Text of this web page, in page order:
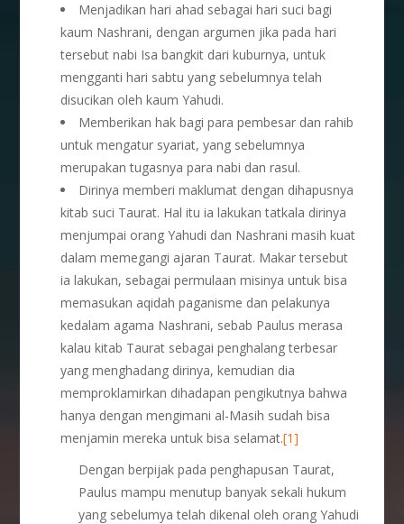
Menjadikan hari ahad sebagai hari suci bagi
kaum Nashrani, dengan argumen jika pada hari
tersebut nabi Isa bangkit dari kuburnya, untuk
mengganti hari sabtu yang sebelumnya telah
disucikan oleh kaum Yahudi.
Memberikan hak bagi para pembesar dan rahib
untuk mengatur syariat, yang sebelumnya
merupakan tugasnya para nabi dan rasul.
Dirinya memberi maklumat dengan dihapusnya
kitab suci Taurat. Hal itu ia lakukan tatkala dirinya
menjumpai orang Yahudi dan Nashrani masih kuat
dalam memegangi ajaran Taurat. Makar tersebut
ia lakukan, sebagai permulaan misinya untuk bisa
memasukan aqidah paganisme dan pelakunya
kedalam agama Nashrani, sebab Paulus merasa
kalau kitab Taurat sebagai penghalang terbesar
yang menghadang dirinya, kemudian dia
memproklamirkan dihadapan pengikutnya bahwa
hanya dengan mengimani al-Masih sudah bisa
menjamin mereka untuk bisa selamat.[1]
Dengan berpijak pada penghapusan Taurat,
Paulus mampu menutup banyak sekali hukum
yang sebelumya telah dikenal oleh orang Yahudi